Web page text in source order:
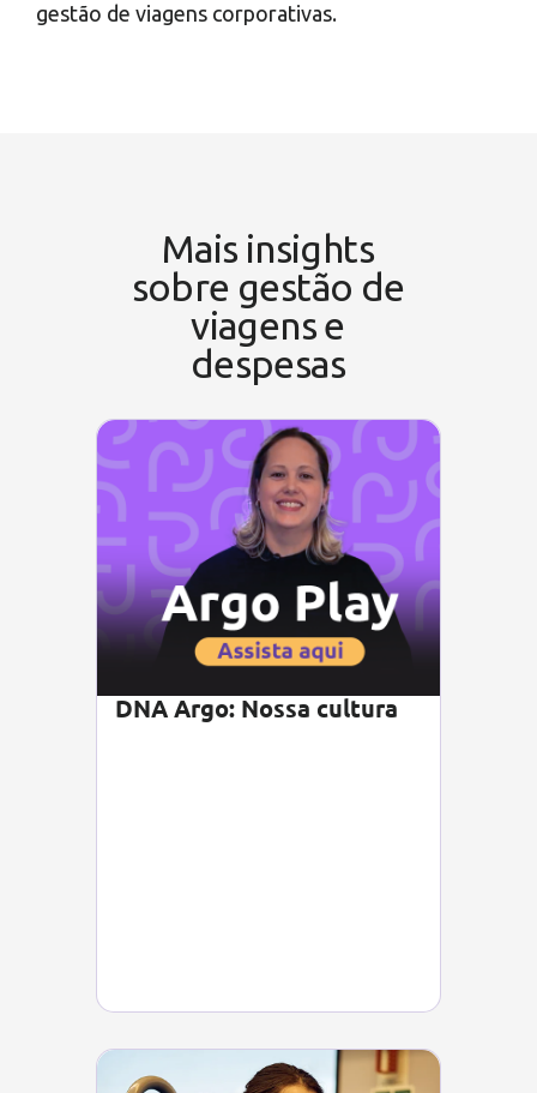
gestão de viagens corporativas.
Mais insights
sobre gestão de
viagens e
despesas
DNA Argo: Nossa cultura